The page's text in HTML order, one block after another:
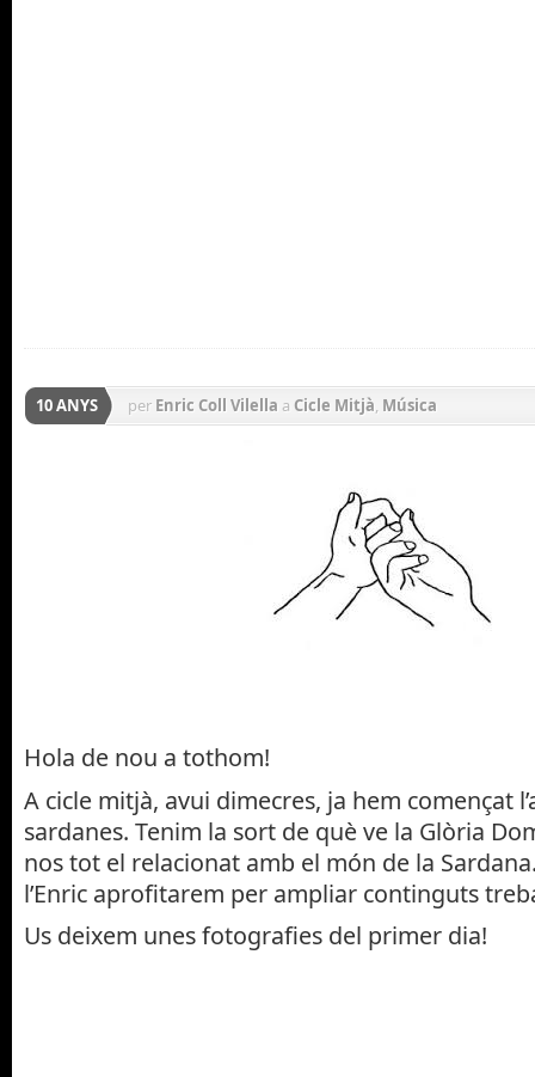
10 ANYS per Enric Coll Vilella a Cicle Mitjà, Música
Hola de nou a tothom!
A cicle mitjà, avui dimecres, ja hem començat
sardanes. Tenim la sort de què ve la Glòria
nos tot el relacionat amb el món de la
l’Enric aprofitarem per ampliar continguts
Us deixem unes fotografies del primer dia!